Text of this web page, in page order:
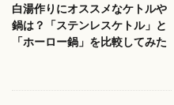
白湯作りにオススメなケトルや
鍋は？「ステンレスケトル」と
「ホーロー鍋」を比較してみた